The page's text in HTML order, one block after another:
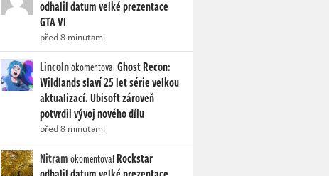
odhalil datum velké prezentace
GTA VI
před 8 minutami
LincolnokomentovalGhost Recon:
Wildlands slaví 25 let série velkou
aktualizací. Ubisoft zároveň
potvrdil vývoj nového dílu
před 8 minutami
Nitramokomentoval Rockstar